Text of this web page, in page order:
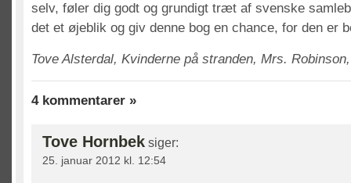
selv, føler dig godt og grundigt træt af svenske
det et øjeblik og giv denne bog en chance, for den er
Tove Alsterdal, Kvinderne på stranden, Mrs.
4 kommentarer »
Tove Hornbek siger:
25. januar 2012 kl. 12:54